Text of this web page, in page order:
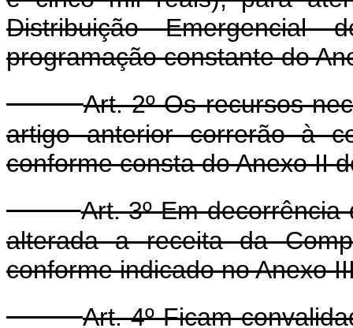
Distribuição Emergencial
programação constante do
Art. 2º Os recursos
artigo anterior correrão à
conforme consta do Anexo II
Art. 3º Em
alterada a receita da
conforme indicado no Anexo
Art. 4º Ficam